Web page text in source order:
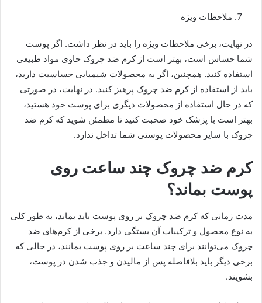
ملاحظات ویژه
در نهایت، برخی ملاحظات ویژه را باید در نظر داشت. اگر پوست
شما حساس است، بهتر است از کرم ضد چروک حاوی مواد طبیعی
استفاده کنید. همچنین، اگر به محصولات شیمیایی حساسیت دارید،
باید از استفاده از کرم ضد چروک پرهیز کنید. در نهایت، در صورتی
که در حال استفاده از محصولات دیگری برای پوست خود هستید،
بهتر است با پزشک خود صحبت کنید تا مطمئن شوید که کرم ضد
چروک با سایر محصولات پوستی شما تداخل ندارد.
کرم ضد چروک چند ساعت روی
پوست بماند؟
مدت زمانی که کرم ضد چروک بر روی پوست باید بماند، به طور کلی
به نوع محصول و ترکیبات آن بستگی دارد. برخی از کرم‌های ضد
چروک می‌توانند برای چند ساعت بر روی پوست بمانند، در حالی که
برخی دیگر باید بلافاصله پس از مالیدن و جذب شدن در پوست،
بشویند.